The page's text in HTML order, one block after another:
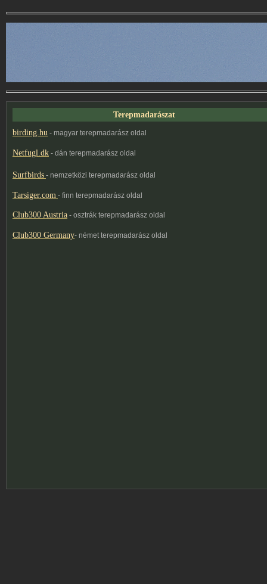
Terepmadarászat
birding.hu - magyar terepmadarász oldal
Netfugl.dk - dán terepmadarász oldal
Surfbirds - nemzetközi terepmadarász oldal
Tarsiger.com - finn terepmadarász oldal
Club300 Austria - osztrák terepmadarász oldal
Club300 Germany- német terepmadarász oldal